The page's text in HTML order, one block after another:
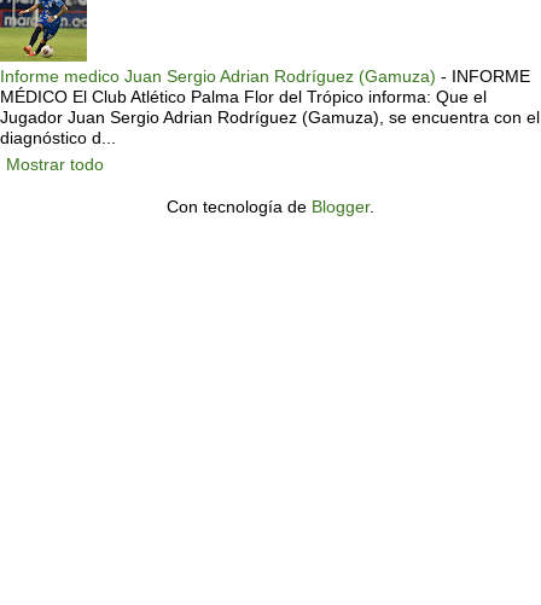
Informe medico Juan Sergio Adrian Rodríguez (Gamuza) - INFORME
MÉDICO El Club Atlético Palma Flor del Trópico informa: Que el
Jugador Juan Sergio Adrian Rodríguez (Gamuza), se encuentra con el
diagnóstico d...
Mostrar todo
Con tecnología de Blogger.